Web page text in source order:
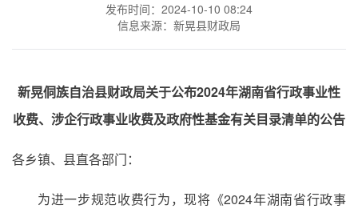
发布时间：2024-10-10 08:24
信息来源：新晃县财政局
新晃侗族自治县财政局关于公布2024年湖南省行政事业性
收费、涉企行政事业收费及政府性基金有关目录清单的公告
各乡镇、县直各部门：
为进一步规范收费行为，现将《2024年湖南省行政事